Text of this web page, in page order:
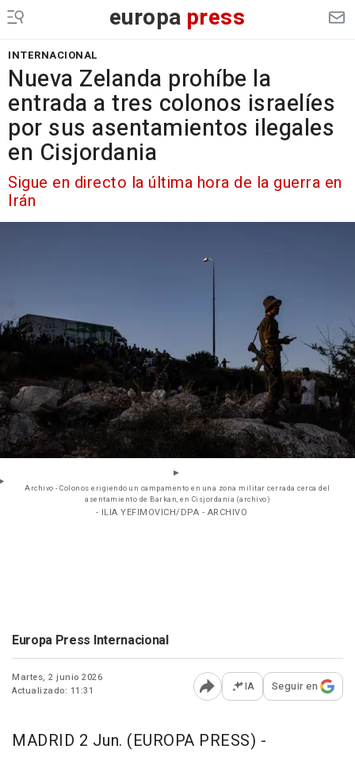
europa press
INTERNACIONAL
Nueva Zelanda prohíbe la
entrada a tres colonos israelíes
por sus asentamientos ilegales
en Cisjordania
Sigue en directo la última hora de la guerra en
Irán
Archivo - Colonos erigiendo un campamento en una zona militar cerrada cerca del
asentamiento de Barkan, en Cisjordania (archivo)
- ILIA YEFIMOVICH/DPA - ARCHIVO
Europa Press Internacional
Martes, 2 junio 2026
Actualizado: 11:31
Abrir opciones para
IA Seguir en
MADRID 2 Jun. (EUROPA PRESS) -